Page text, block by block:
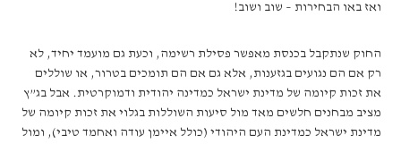
ואז באו הבחירות – שוב ושוב!
החוק שנתקבל בכנסת מאפשר פסילת רשימה, וכעת גם מועמד יחיד, לא
רק אם הם נגועים בגזענות, אלא גם אם הם תומכים בטרור, או שוללים
את זכות קיומה של מדינת ישראל כמדינה יהודית ודמוקרטית. אבל בג”ץ
מציב מבחנים חלשים מאד מול סיעות השוללות בגלוי את זכות קיומה של
מדינת ישראל כמדינת העם היהודי (כולל איימן עודה ואחמד טיבי), ומול